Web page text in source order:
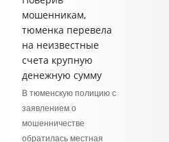
мошенникам,
тюменка перевела
на неизвестные
счета крупную
денежную сумму
В тюменскую полицию с
заявлением о
мошенничестве
обратилась местная